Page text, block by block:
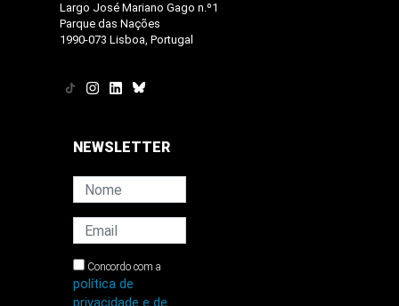
Largo José Mariano Gago n.º1
Parque das Nações
1990-073 Lisboa, Portugal
NEWSLETTER
Concordo com a
política de